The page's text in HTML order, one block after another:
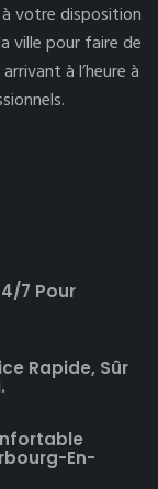
votre disposition
ville pour faire de
à l’heure à
7 Pour
Rapide, Sûr
En-